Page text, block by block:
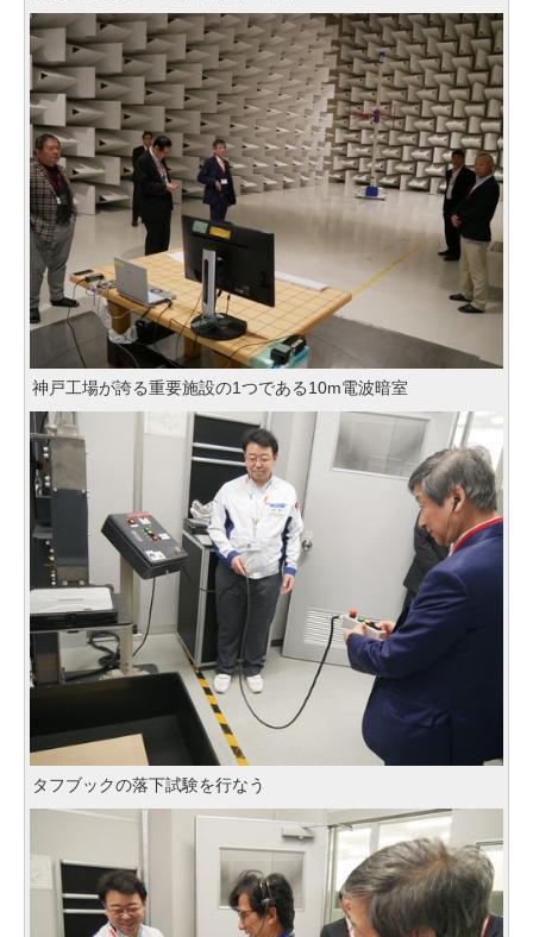
神戸工場が誇る重要施設の1つである10m電波暗室
タフブックの落下試験を行なう